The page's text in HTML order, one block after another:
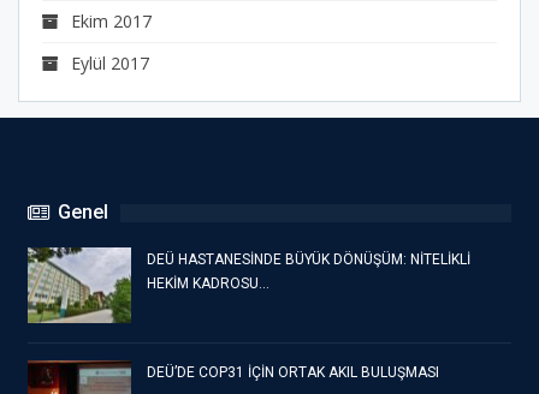
Ekim 2017
Eylül 2017
Genel
DEÜ HASTANESİNDE BÜYÜK DÖNÜŞÜM: NİTELİKLİ
HEKİM KADROSU…
DEÜ’DE COP31 İÇİN ORTAK AKIL BULUŞMASI